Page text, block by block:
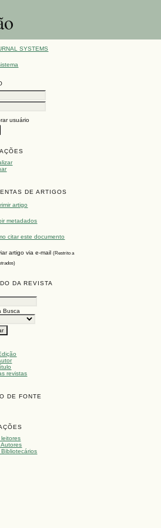
SYSTEMS
usuário
DE ARTIGOS
artigo
metadados
citar este documento
artigo via e-mail(Restrito a
DA REVISTA
Busca
revistas
DE FONTE
leitores
Autores
Bibliotecários